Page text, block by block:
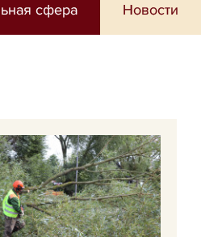
сфера Новости